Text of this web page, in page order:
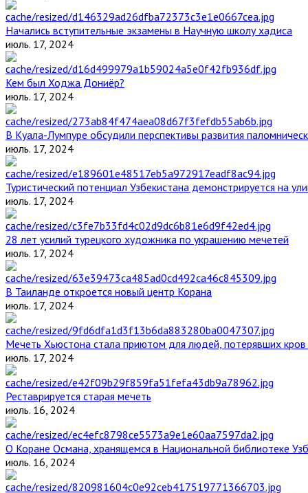
Начались вступительные экзамены в Научную школу хадиса
июль. 17, 2024
Кем был Ходжа Дониёр?
июль. 17, 2024
В Куала-Лумпуре обсудили перспективы развития
июль. 17, 2024
Туристический потенциал Узбекистана демонстрируется на
июль. 17, 2024
28 лет усилий турецкого художника по украшению мечетей
июль. 17, 2024
В Таиланде откроется новый центр Корана
июль. 17, 2024
Мечеть Хьюстона стала приютом для людей, потерявших кров
июль. 17, 2024
Реставрируется старая мечеть
июль. 16, 2024
О Коране Османа, хранящемся в Национальной библиотеке
июль. 16, 2024